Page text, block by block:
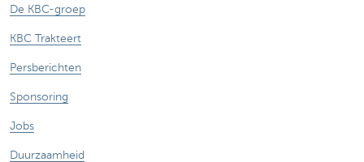
De KBC-groep
KBC Trakteert
Persberichten
Sponsoring
Jobs
Duurzaamheid